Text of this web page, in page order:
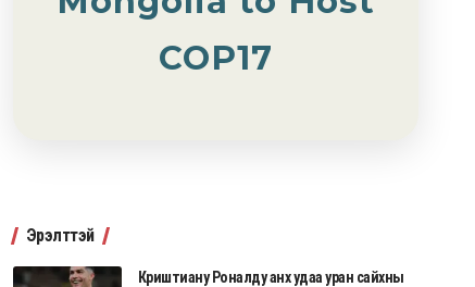
COP17
Эрэлттэй
Криштиану Роналду анх удаа уран сайхны